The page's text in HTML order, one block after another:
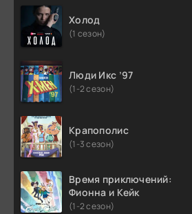
Холод
(1 сезон)
Люди Икс ’97
(1-2 сезон)
Крапополис
(1-3 сезон)
Время приключений:
Фионна и Кейк
(1-2 сезон)